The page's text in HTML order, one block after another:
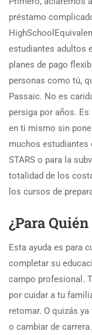
préstamo
estudiantes adultos
planes de pago
personas como tú,
Passaic. No es
persiga por años.
en ti mismo sin
muchos estudiantes
STARS o para la
totalidad de los
los cursos de
¿Para
Esta ayuda es para
completar su
campo profesional.
por cuidar a tu
retomar. O quizás
o cambiar de